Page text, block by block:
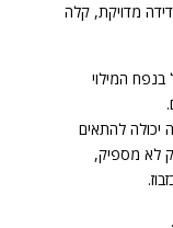
מדויקת, קלה
המילוי
להתאים
לא מספיק,